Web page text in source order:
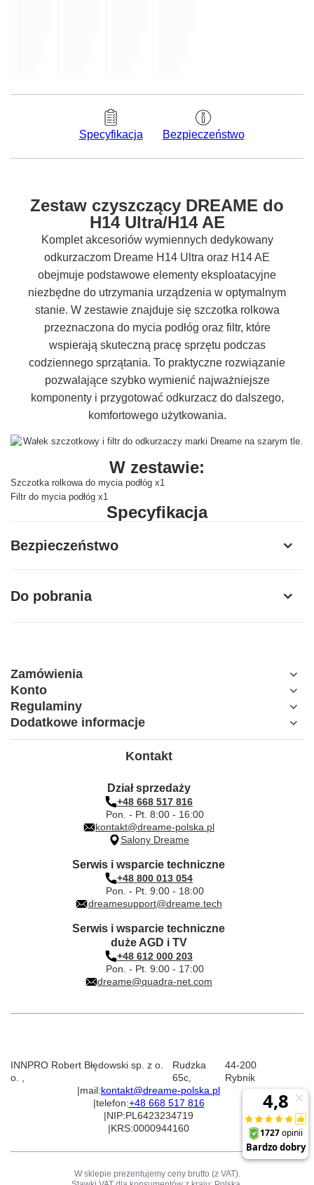
Specyfikacja Bezpieczeństwo
Zestaw czyszczący DREAME do
H14 Ultra/H14 AE
Komplet akcesoriów wymiennych dedykowany
odkurzaczom Dreame H14 Ultra oraz H14 AE
obejmuje podstawowe elementy eksploatacyjne
niezbędne do utrzymania urządzenia w optymalnym
stanie. W zestawie znajduje się szczotka rolkowa
przeznaczona do mycia podłóg oraz filtr, które
wspierają skuteczną pracę sprzętu podczas
codziennego sprzątania. To praktyczne rozwiązanie
pozwalające szybko wymienić najważniejsze
komponenty i przygotować odkurzacz do dalszego,
komfortowego użytkowania.
W zestawie:
Szczotka rolkowa do mycia podłóg x1
Filtr do mycia podłóg x1
Specyfikacja
Model HCKA
Kompatybilność
Bezpieczeństwo
Do pobrania
Zamówienia
Konto
Regulaminy
Dodatkowe informacje
Kontakt
Dział sprzedaży
+48 668 517 816
Pon. - Pt. 8:00 - 16:00
kontakt@dreame-polska.pl
Salony Dreame
Serwis i wsparcie techniczne
+48 800 013 054
Pon. - Pt. 9:00 - 18:00
dreamesupport@dreame.tech
Serwis i wsparcie techniczne
duże AGD i TV
+48 612 000 203
Pon. - Pt. 9:00 - 17:00
dreame@quadra-net.com
INNPRO Robert Błędowski sp. z o.
o.
Rudzka
65c,
44-200
Rybnik
|mail:kontakt@dreame-polska.pl
|telefon:+48 668 517 816
|NIP:PL6423234719
|KRS:0000944160
W sklepie prezentujemy ceny brutto (z VAT).